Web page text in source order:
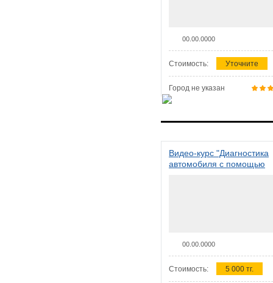
00.00.0000
Стоимость: Уточните
Город не указан
Видео-курс "Диагностика
автомобиля с помощью
00.00.0000
Стоимость: 5 000 тг.